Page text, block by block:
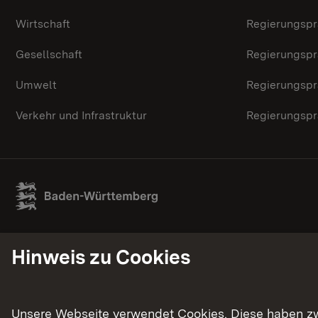
Wirtschaft
Gesellschaft
Umwelt
Verkehr und Infrastruktur
Hinweis zu Cookies
Unsere Webseite verwendet Cookies. Diese haben